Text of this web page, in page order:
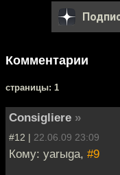
Комментарии
cтраницы: 1
Consigliere »
#12 | 22.06.09 23:09
Кому: yarыga, #9